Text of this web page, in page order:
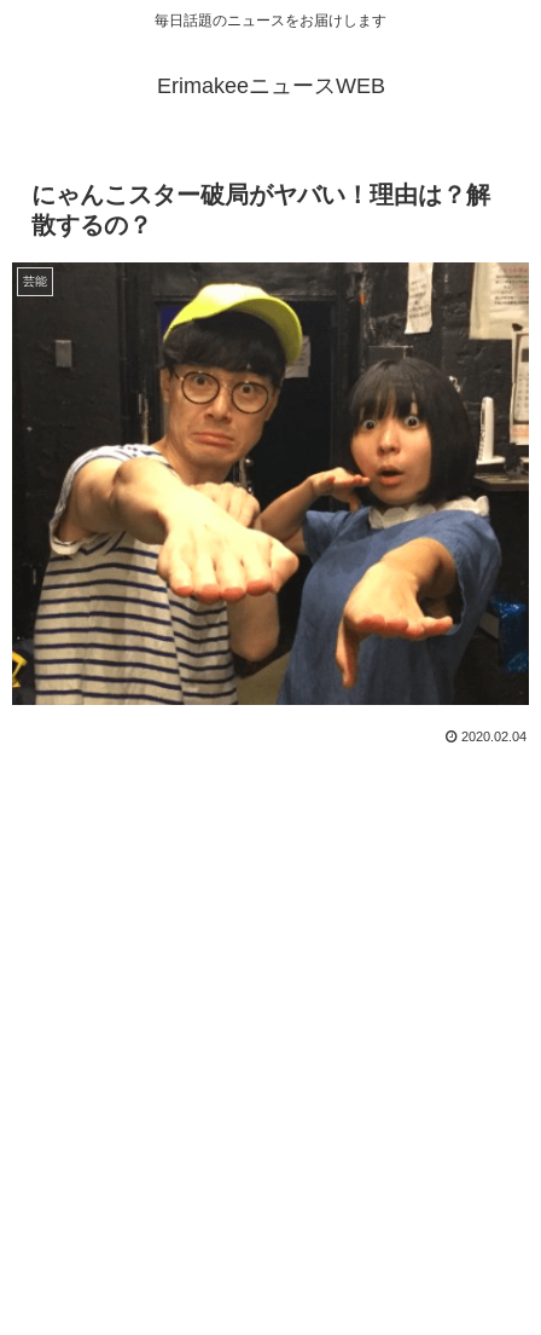
毎日話題のニュースをお届けします
ErimakeeニュースWEB
にゃんこスター破局がヤバい！理由は？解
散するの？
芸能
2020.02.04